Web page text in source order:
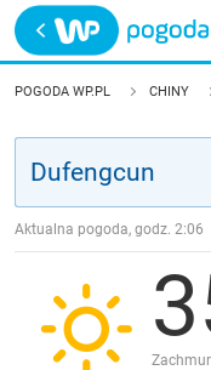
Trwa ładowanie
POLSKA
JAKOŚĆ POWIETRZA
POGODA WP.PL CHINY
Aktualna pogoda, godz. 2:06